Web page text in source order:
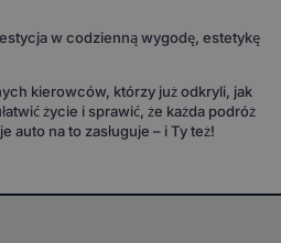
w codzienną wygodę, estetykę
kierowców, którzy już odkryli, jak
życie i sprawić, że każda podróż
auto na to zasługuje – i Ty też!